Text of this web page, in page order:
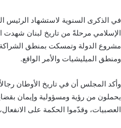
في الذكرى السنوية لاستشهاد
الإسلامي مرحلةً من تاريخ لبنان
مشروع الدولة وتمسكت بمنطق
ومنطق الميليشيات والأمر الواقع.
وأكد المجلس أن في تاريخ الأوطان
يحملون من رؤية ومسؤولية وإيمان
العصبيات، وقدّموا الحكمة على